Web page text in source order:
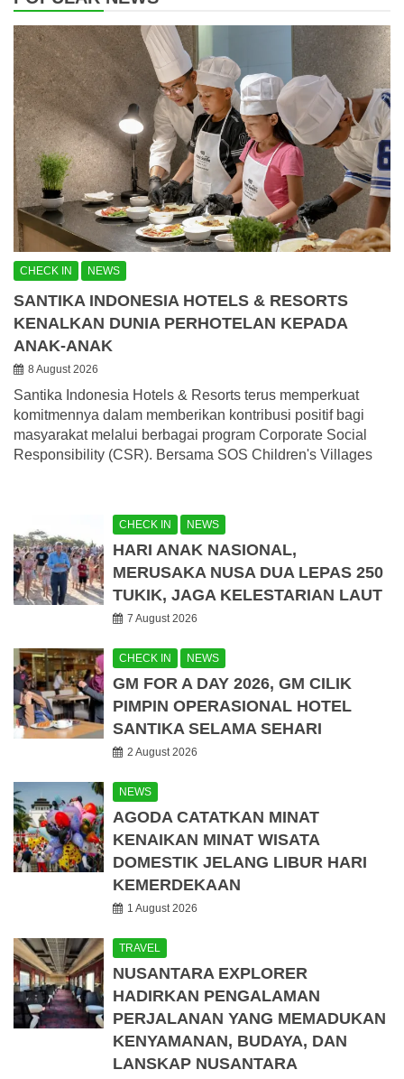
CHECK IN NEWS
SANTIKA INDONESIA HOTELS & RESORTS
KENALKAN DUNIA PERHOTELAN KEPADA
ANAK-ANAK
8 August 2026
Santika Indonesia Hotels & Resorts terus memperkuat
komitmennya dalam memberikan kontribusi positif bagi
masyarakat melalui berbagai program Corporate Social
Responsibility (CSR). Bersama SOS Children's Villages
CHECK IN NEWS
HARI ANAK NASIONAL,
MERUSAKA NUSA DUA LEPAS 250
TUKIK, JAGA KELESTARIAN LAUT
7 August 2026
CHECK IN NEWS
GM FOR A DAY 2026, GM CILIK
PIMPIN OPERASIONAL HOTEL
SANTIKA SELAMA SEHARI
2 August 2026
NEWS
AGODA CATATKAN MINAT
KENAIKAN MINAT WISATA
DOMESTIK JELANG LIBUR HARI
KEMERDEKAAN
1 August 2026
TRAVEL
NUSANTARA EXPLORER
HADIRKAN PENGALAMAN
PERJALANAN YANG MEMADUKAN
KENYAMANAN, BUDAYA, DAN
LANSKAP NUSANTARA